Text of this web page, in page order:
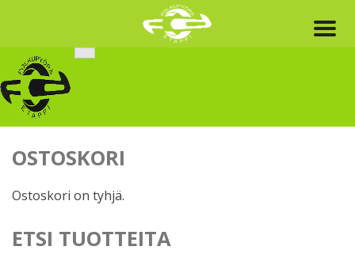
content
OSTOSKORI
Ostoskori on tyhjä.
ETSI TUOTTEITA